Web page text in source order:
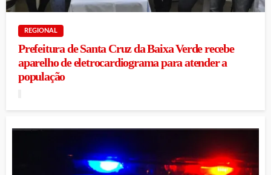
REGIONAL
Prefeitura de Santa Cruz da Baixa Verde recebe
aparelho de eletrocardiograma para atender a
população